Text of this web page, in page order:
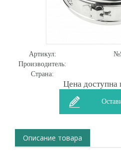
Артикул:
Производитель:
Страна:
Цена доступна
Описание товара